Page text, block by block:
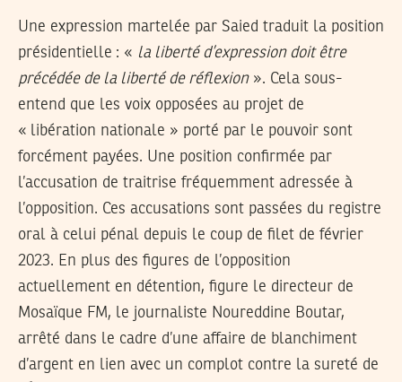
Une expression martelée par Saied traduit la position
présidentielle : « la liberté d’expression doit être
précédée de la liberté de réflexion». Cela sous-
entend que les voix opposées au projet de
« libération nationale » porté par le pouvoir sont
forcément payées. Une position confirmée par
l’accusation de traitrise fréquemment adressée à
l’opposition. Ces accusations sont passées du registre
oral à celui pénal depuis le coup de filet de février
2023. En plus des figures de l’opposition
actuellement en détention, figure le directeur de
Mosaïque FM, le journaliste Noureddine Boutar,
arrêté dans le cadre d’une affaire de blanchiment
d’argent en lien avec un complot contre la sureté de